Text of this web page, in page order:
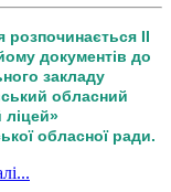
розпочинається ІІ
документів до
закладу
обласний
ліцей»
обласної ради.